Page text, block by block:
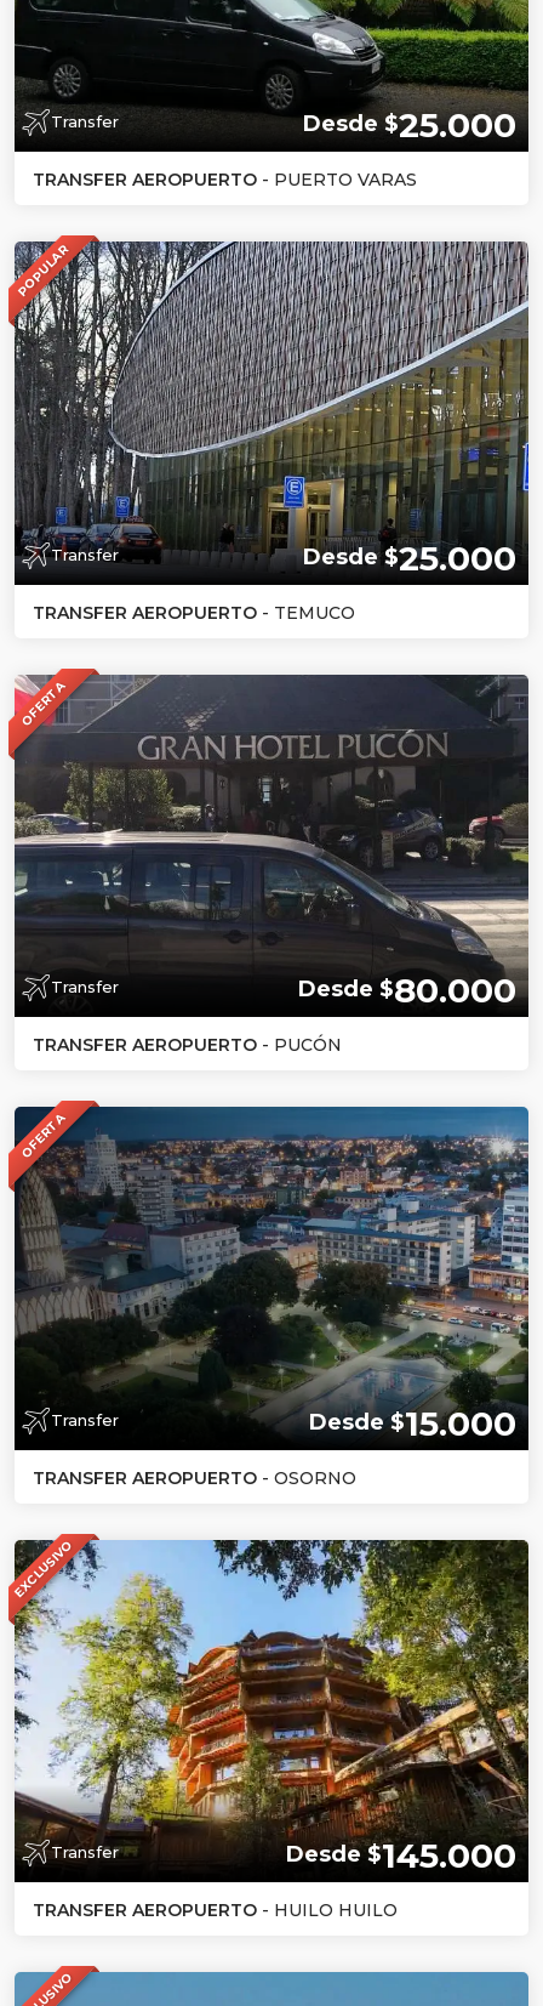
Transfer Desde $25.000
TRANSFER AEROPUERTO - PUERTO VARAS
POPULAR
Transfer Desde $25.000
TRANSFER AEROPUERTO - TEMUCO
OFERTA
Transfer Desde $80.000
TRANSFER AEROPUERTO - PUCÓN
OFERTA
Transfer Desde $15.000
TRANSFER AEROPUERTO - OSORNO
EXCLUSIVO
Transfer Desde $145.000
TRANSFER AEROPUERTO - HUILO HUILO